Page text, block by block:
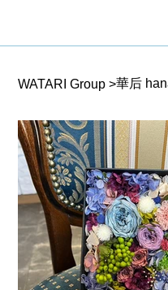
WATARI Group >華后